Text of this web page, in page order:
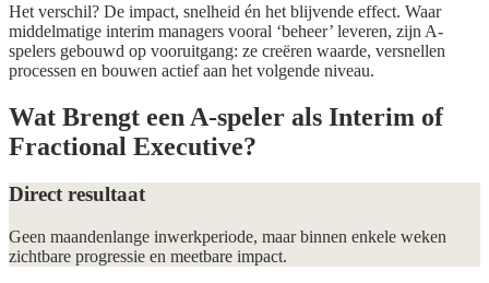
Het verschil? De impact, snelheid én het blijvende effect. Waar
middelmatige interim managers vooral ‘beheer’ leveren, zijn A-
spelers gebouwd op vooruitgang: ze creëren waarde, versnellen
processen en bouwen actief aan het volgende niveau.
Wat Brengt een A-speler als Interim of
Fractional Executive?
Direct resultaat
Geen maandenlange inwerkperiode, maar binnen enkele weken
zichtbare progressie en meetbare impact.